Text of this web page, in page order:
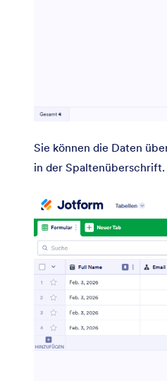
Sie können die Daten
in der Spaltenüberschrift.